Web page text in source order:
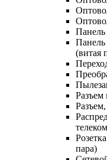
Панель
Панель
(витая
Разъем
пара)